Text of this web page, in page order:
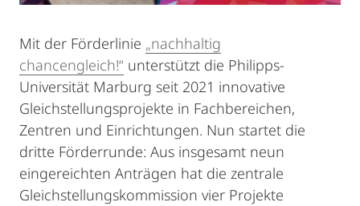
Mit der Förderlinie „nachhaltig
chancengleich!“ unterstützt die Philipps-
Universität Marburg seit 2021 innovative
Gleichstellungsprojekte in Fachbereichen,
Zentren und Einrichtungen. Nun startet die
dritte Förderrunde: Aus insgesamt neun
eingereichten Anträgen hat die zentrale
Gleichstellungskommission vier Projekte